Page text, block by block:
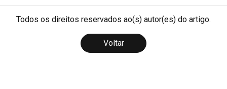
Todos os direitos reservados ao(s) autor(es) do artigo.
Voltar